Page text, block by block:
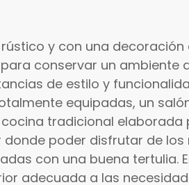
y con una
conservar un ambiente
de estilo y
equipadas, un
tradicional elaborada
poder disfrutar de los
con una buena tertulia.
adecuada a las